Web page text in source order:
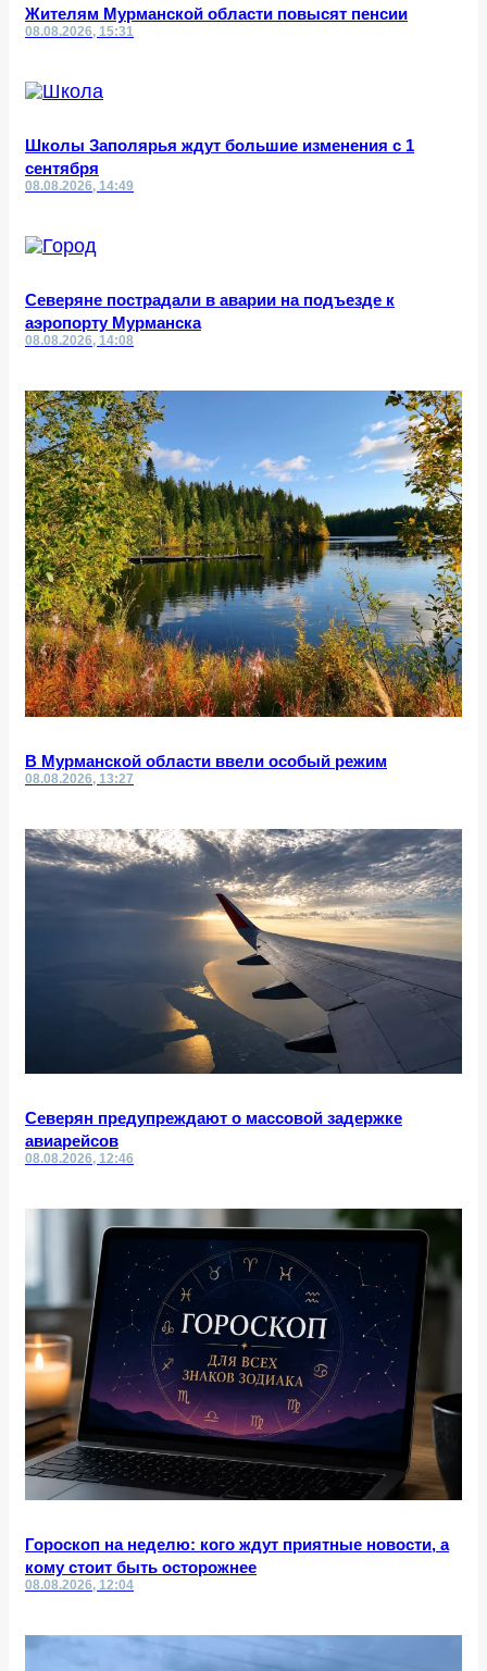
Жителям Мурманской области повысят пенсии
08.08.2026, 15:31
Школы Заполярья ждут большие изменения с 1
сентября
08.08.2026, 14:49
Северяне пострадали в аварии на подъезде к
аэропорту Мурманска
08.08.2026, 14:08
В Мурманской области ввели особый режим
08.08.2026, 13:27
Северян предупреждают о массовой задержке
авиарейсов
08.08.2026, 12:46
Гороскоп на неделю: кого ждут приятные новости, а
кому стоит быть осторожнее
08.08.2026, 12:04